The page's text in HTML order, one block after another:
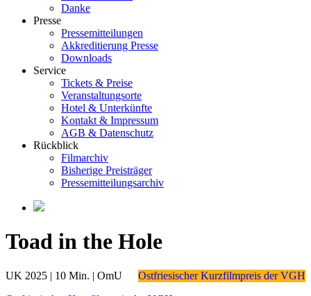
Danke
Presse
Pressemitteilungen
Akkreditierung Presse
Downloads
Service
Tickets & Preise
Veranstaltungsorte
Hotel & Unterkünfte
Kontakt & Impressum
AGB & Datenschutz
Rückblick
Filmarchiv
Bisherige Preisträger
Pressemitteilungsarchiv
Toad in the Hole
UK 2025 | 10 Min. | OmU
Ostfriesischer Kurzfilmpreis der VGH